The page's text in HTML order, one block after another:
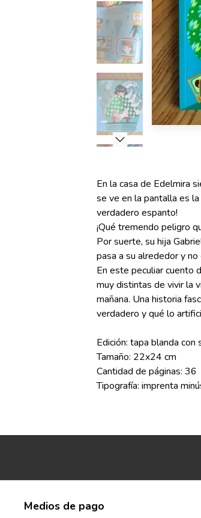
En la casa de Edelmira
se ve en la pantalla es
verdadero espanto!
¡Qué tremendo peligro
Por suerte, su hija
pasa a su alrededor y
En este peculiar cuento
muy distintas de vivir la
mañana. Una historia
verdadero y qué lo
Edición: tapa blanda con
Tamaño: 22x24 cm
Cantidad de páginas: 36
Tipografía: imprenta
Medios de pago